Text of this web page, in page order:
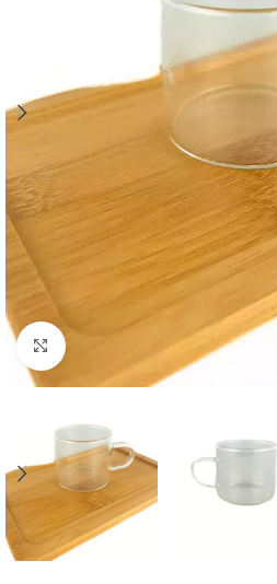
Нажмите, чтобы увеличить